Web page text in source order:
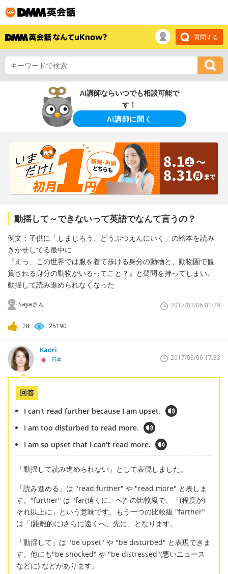
質問する
AI講師ならいつでも相談可能で
す！
AI講師に聞く
動揺して～できないって英語でなんて言うの？
例文：子供に「しまじろう、どうぶつえんにいく」の絵本を読み
きかせしてる最中に
『えっ、この世界では服を着て歩ける身分の動物と、動物園で観
賞される身分の動物がいるってこと？』と疑問を持ってしまい、
動揺して読み進められなくなった
Sayaさん 2017/03/06 01:29
28 25190
Kaori
日本 2017/03/06 17:33
回答
I can't read further because I am upset.
I am too disturbed to read more.
I am so upset that I can't read more.
「動揺して読み進められない」として表現しました。
「読み進める」は "read further" や "read more" と表しま
す。"further" は "far(遠くに、へ)" の比較級で、「(程度が)
それ以上に」という意味です。もう一つの比較級 "farther"
は「(距離的に)さらに遠くへ、先に」となります。
「動揺して」は "be upset" や "be disturbed" と表現できま
す。他にも"be shocked" や "be distressed"(悪いニュース
などに) などがあります。